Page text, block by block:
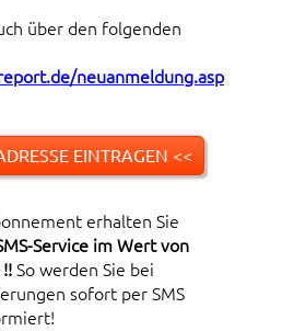
über den folgenden
neuanmeldung.asp
EINTRAGEN <<
erhalten Sie
Service im Wert von
So werden Sie bei
sofort per SMS